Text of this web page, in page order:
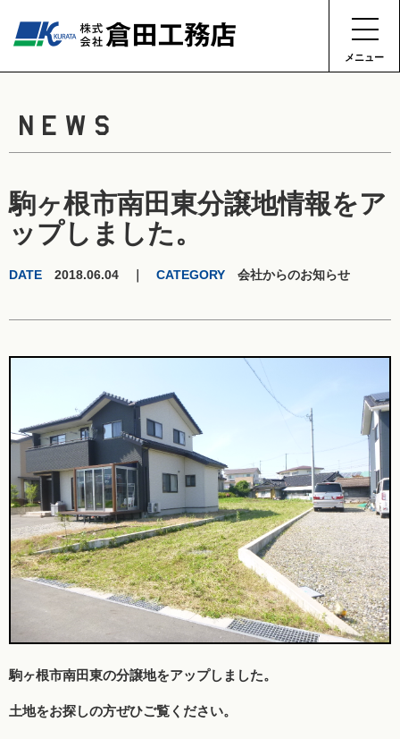
メニュー
NEWS
駒ヶ根市南田東分譲地情報をア
ップしました。
DATE 2018.06.04 ｜ CATEGORY 会社からのお知らせ
駒ヶ根市南田東の分譲地をアップしました。
土地をお探しの方ぜひご覧ください。